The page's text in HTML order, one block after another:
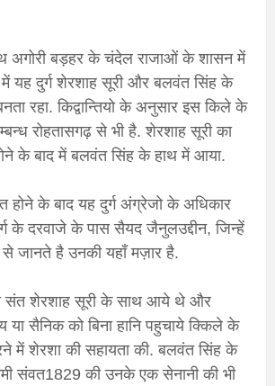
अगोरी बड़हर के चंदेल राजाओं के शासन में
में यह दुर्ग शेरशाह सूरी और बलवंत सिंह के
रहा. किद्वान्तियो के अनुसार इस किले के
रोहतासगढ़ से भी है. शेरशाह सूरी का
के बाद में बलवंत सिंह के हाथ में आया.
होने के बाद यह दुर्ग अंग्रेजो के अधिकार
के दरवाजे के पास सैयद जैनुलउद्दीन, जिन्हें
से जानते है उनकी यहाँ मज़ार है.
संत शेरशाह सूरी के साथ आये थे और
या सैनिक को बिना हानि पहुचाये क्किले के
में शेरशा की सहायता की. बलवंत सिंह के
संवत1829 की उनके एक सेनानी की भी